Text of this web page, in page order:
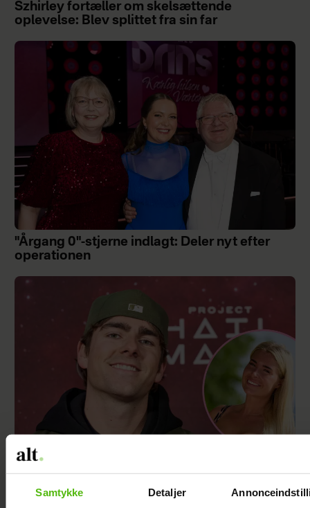
Samtykke Detaljer
Szhirley fortæller om skelsættende
oplevelse: Blev splittet fra sin far
"Årgang 0"-stjerne indlagt: Deler nyt efter
operationen
Med i “Robinson”: Er hun Jeppe Ølgaards
kæreste?